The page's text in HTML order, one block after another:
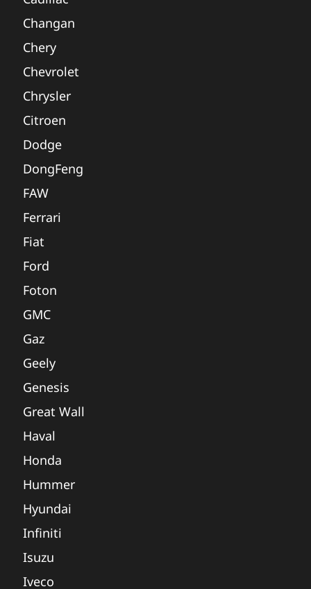
Changan
Chery
Chevrolet
Chrysler
Citroen
Dodge
DongFeng
FAW
Ferrari
Fiat
Ford
Foton
GMC
Gaz
Geely
Genesis
Great Wall
Haval
Honda
Hummer
Hyundai
Infiniti
Isuzu
Iveco